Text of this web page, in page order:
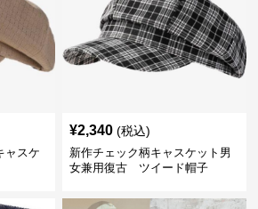
ャスケ
¥2,340 (税込)
新作チェック柄キャスケット男
女兼用復古 ツイード帽子